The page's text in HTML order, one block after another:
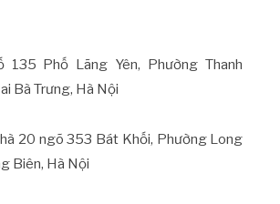
135 Phố Lãng Yên, Phường Thanh
Bà Trưng, Hà Nội
20 ngõ 353 Bát Khối, Phường Long
Biên, Hà Nội